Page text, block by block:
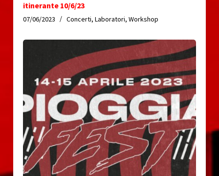
itinerante 10/6/23
07/06/2023 Concerti, Laboratori, Workshop